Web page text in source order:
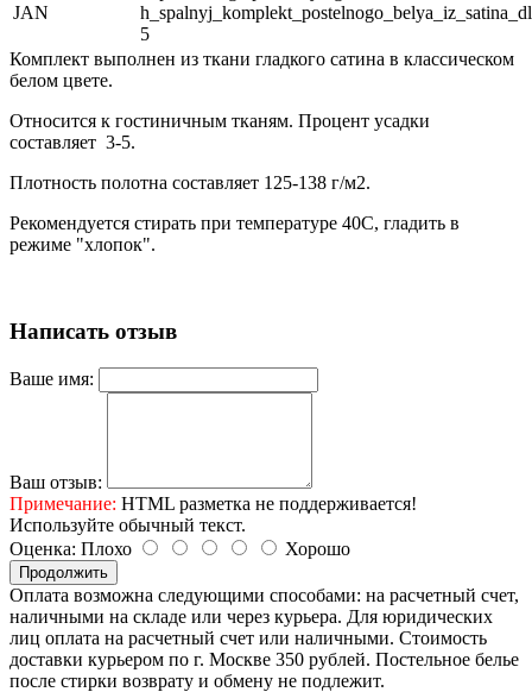
JAN
5
Комплект выполнен из ткани гладкого сатина в классическом
белом цвете.
Относится к гостиничным тканям. Процент усадки
составляет 3-5.
Плотность полотна составляет 125-138 г/м2.
Рекомендуется стирать при температуре 40С, гладить в
режиме "хлопок".
Написать отзыв
Ваше имя:
Ваш отзыв:
Примечание: HTML разметка не поддерживается!
Используйте обычный текст.
Оценка: Плохо Хорошо
Продолжить
Оплата возможна следующими способами: на расчетный счет,
наличными на складе или через курьера. Для юридических
лиц оплата на расчетный счет или наличными. Стоимость
доставки курьером по г. Москве 350 рублей. Постельное белье
после стирки возврату и обмену не подлежит.